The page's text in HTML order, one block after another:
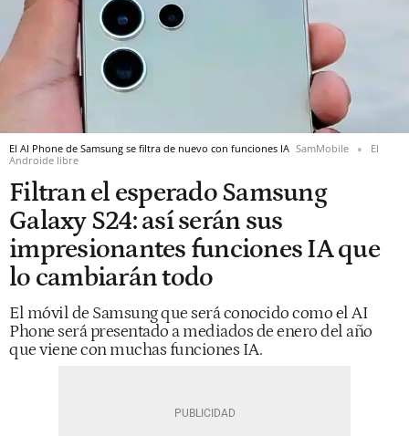
El AI Phone de Samsung se filtra de nuevo con funciones IA SamMobile
El
Androide libre
Filtran el esperado Samsung
Galaxy S24: así serán sus
impresionantes funciones IA que
lo cambiarán todo
El móvil de Samsung que será conocido como el AI
Phone será presentado a mediados de enero del año
que viene con muchas funciones IA.